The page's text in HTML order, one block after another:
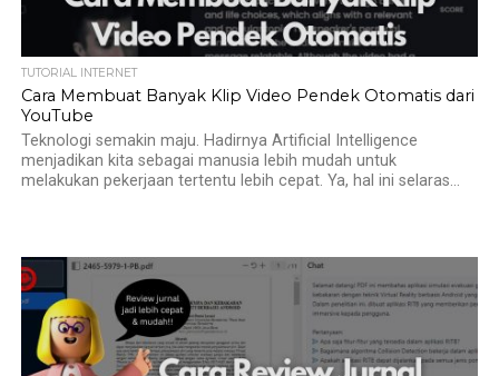
TUTORIAL INTERNET
Cara Membuat Banyak Klip Video Pendek Otomatis dari
YouTube
Teknologi semakin maju. Hadirnya Artificial Intelligence
menjadikan kita sebagai manusia lebih mudah untuk
melakukan pekerjaan tertentu lebih cepat. Ya, hal ini selaras...